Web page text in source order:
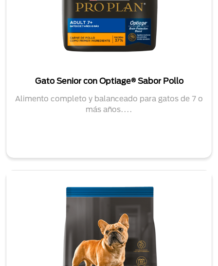
Gato Senior con Optiage® Sabor Pollo
Alimento completo y balanceado para gatos de 7 o
más años....